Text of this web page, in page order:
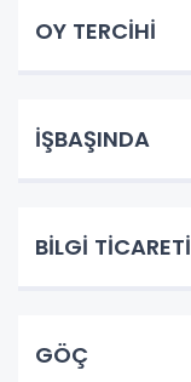
OY TERCİHİ
İŞBAŞINDA
BİLGİ TİCARETİ
GÖÇ